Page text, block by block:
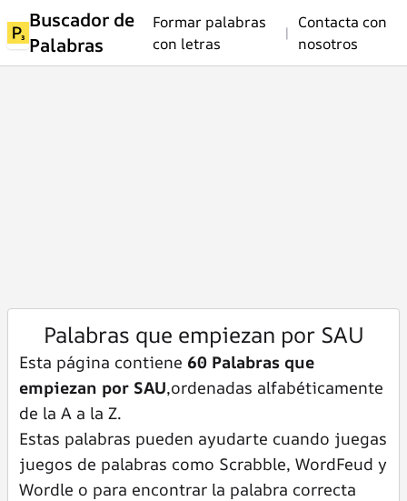
Buscador de
Palabras
Formar palabras
con letras
|
Contacta con
nosotros
Palabras que empiezan por SAU
Esta página contiene 60 Palabras que
empiezan por SAU,ordenadas alfabéticamente
de la A a la Z.
Estas palabras pueden ayudarte cuando juegas
juegos de palabras como Scrabble, WordFeud y
Wordle o para encontrar la palabra correcta